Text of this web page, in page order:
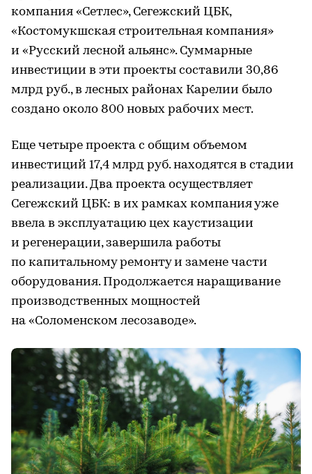
компания «Сетлес», Сегежский ЦБК,
«Костомукшская строительная компания»
и «Русский лесной альянс». Суммарные
инвестиции в эти проекты составили 30,86
млрд руб., в лесных районах Карелии было
создано около 800 новых рабочих мест.
Еще четыре проекта с общим объемом
инвестиций 17,4 млрд руб. находятся в стадии
реализации. Два проекта осуществляет
Сегежский ЦБК: в их рамках компания уже
ввела в эксплуатацию цех каустизации
и регенерации, завершила работы
по капитальному ремонту и замене части
оборудования. Продолжается наращивание
производственных мощностей
на «Соломенском лесозаводе».